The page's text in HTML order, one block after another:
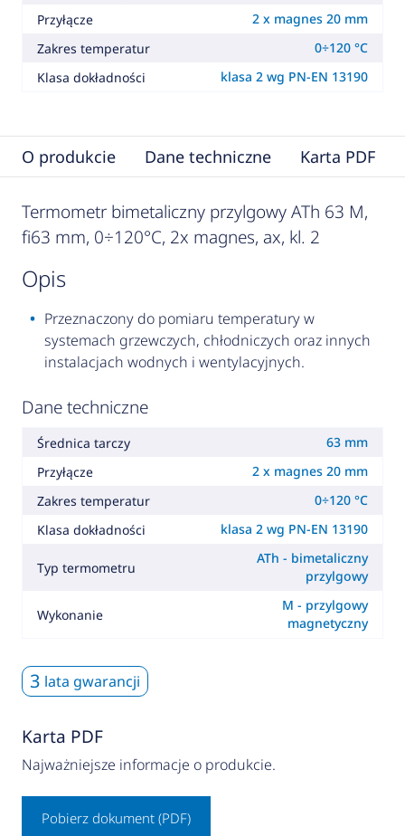
Przyłącze
2 x magnes 20 mm
Zakres temperatur
0÷120 °C
Klasa dokładności
klasa 2 wg PN-EN 13190
O produkcie Dane techniczne Karta PDF
Termometr bimetaliczny przylgowy ATh 63 M,
fi63 mm, 0÷120°C, 2x magnes, ax, kl. 2
opis
Przeznaczony do pomiaru temperatury w
systemach grzewczych, chłodniczych oraz innych
instalacjach wodnych i wentylacyjnych.
Dane techniczne
Średnica tarczy
63 mm
Przyłącze
2 x magnes 20 mm
Zakres temperatur
0÷120 °C
Klasa dokładności
klasa 2 wg PN-EN 13190
Typ termometru
ATh - bimetaliczny
przylgowy
Wykonanie
M - przylgowy
magnetyczny
3 lata gwarancji
Karta PDF
Najważniejsze informacje o produkcie.
Pobierz dokument (PDF)